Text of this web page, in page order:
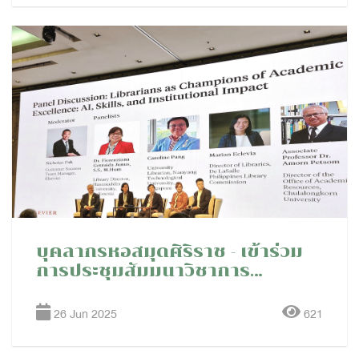
บุคลากรหอสมุดศิริราช - เข้าร่วม
การประชุมสัมมนาวิชาการ
the Future Summit 2025"
26 Jun 2025 621